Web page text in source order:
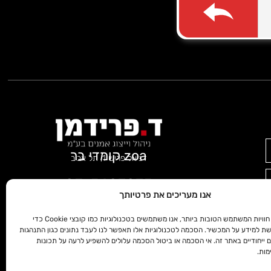
אנו מעריכים את פרטיותך
כדי לספק את חוויות המשתמש הטובות ביותר, אנו משתמשים בטכנולוגיות כמו קובצי Cookie כדי
למידע על המכשיר. הסכמה לטכנולוגיות אלו תאפשר לנו לעבד נתונים כגון התנהגות
ייחודיים באתר זה. אי הסכמה או ביטול הסכמה עלולים להשפיע לרעה על תכונות
zoa קומדי בר
דניאל פריש 1, תל אביב
03-5607075
© כל הזכויות שמורות לד.פרידמן הפקות בע”מ
בנייה וקידוםממדיה דיגיטל© 2024